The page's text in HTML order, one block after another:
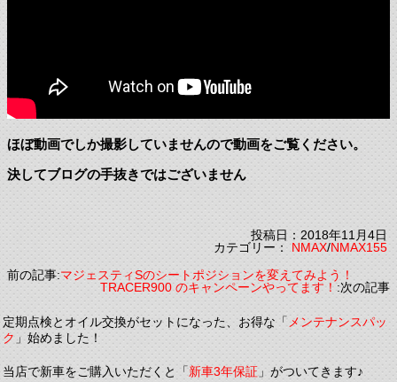
ほぼ動画でしか撮影していませんので動画をご覧ください。
決してブログの手抜きではございません
投稿日：2018年11月4日
カテゴリー：NMAX/NMAX155
前の記事:マジェスティSのシートポジションを変えてみよう！
TRACER900 のキャンペーンやってます！:次の記事
定期点検とオイル交換がセットになった、お得な「メンテナンスパッ
ク」始めました！
当店で新車をご購入いただくと「新車3年保証」がついてきます♪